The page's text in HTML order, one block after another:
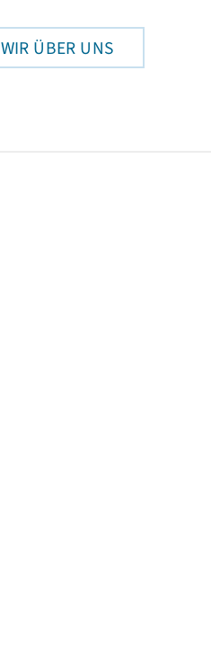
WIR ÜBER UNS